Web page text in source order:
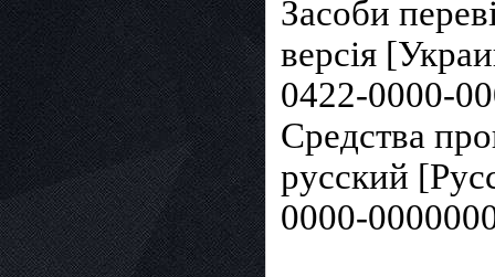
Засоби
версія
0422-0000-
Средства
русский
0000-